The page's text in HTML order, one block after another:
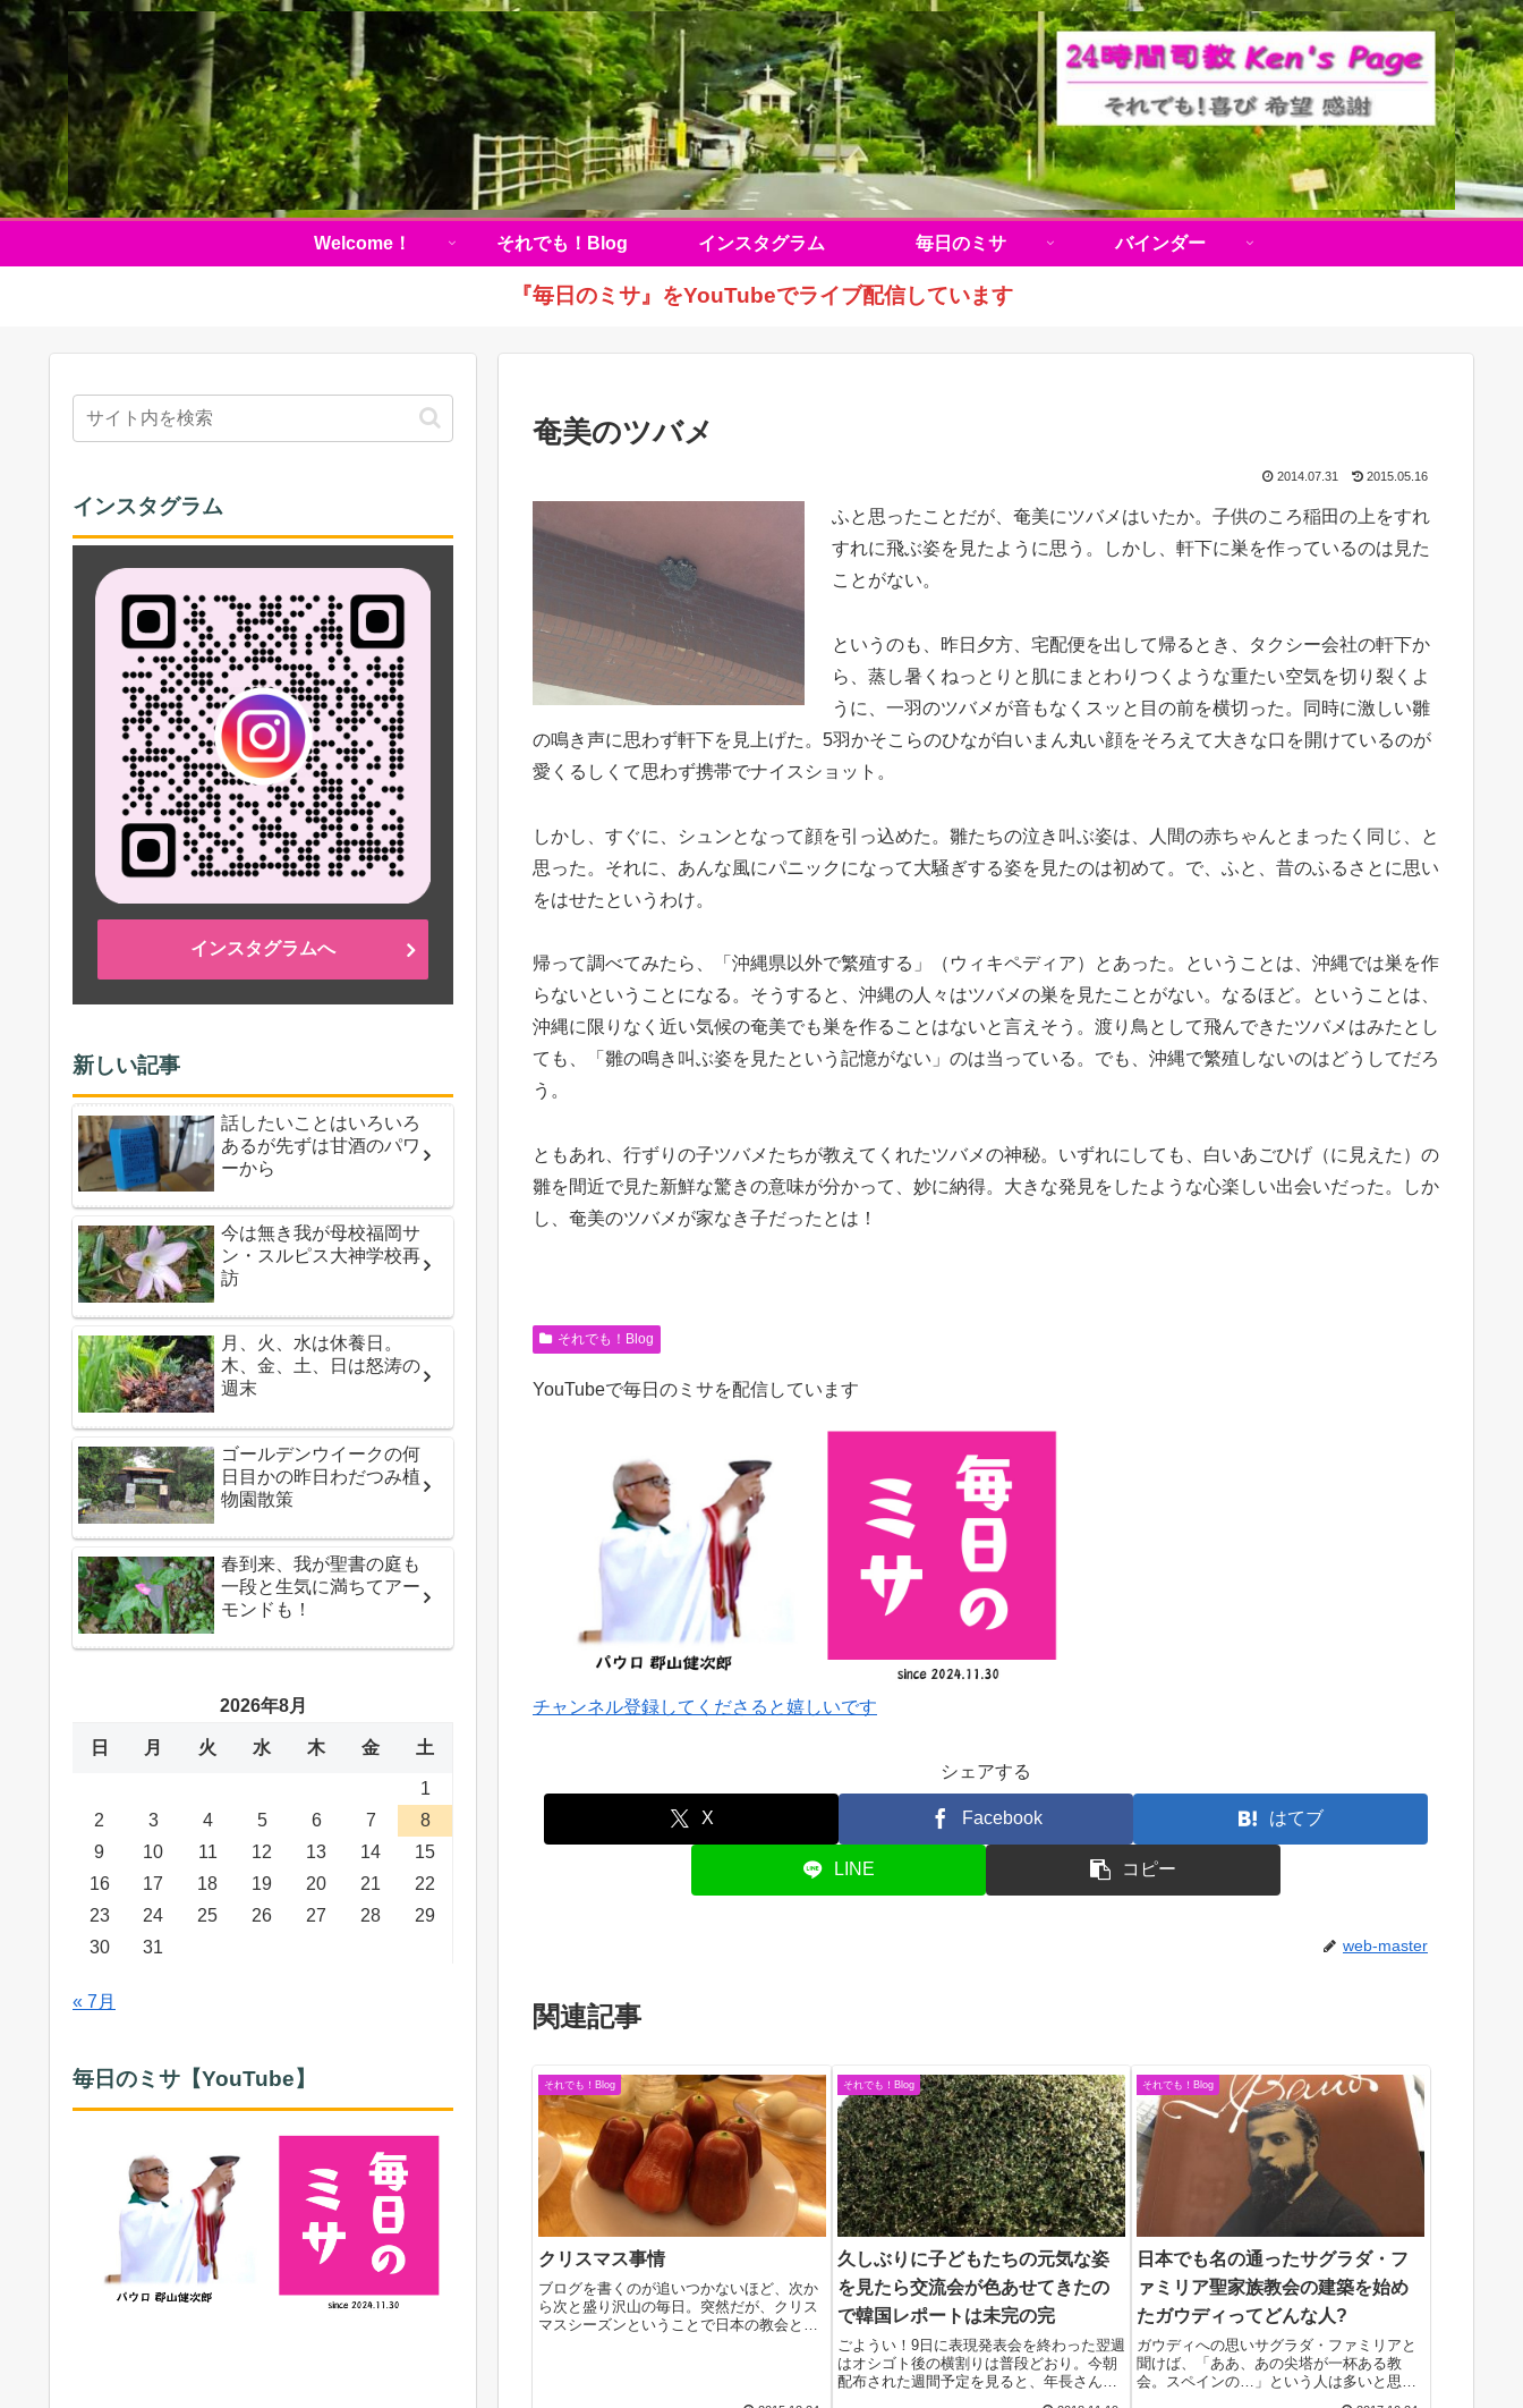
Welcome！ それでも！Blog インスタグラム 毎日のミサ バインダー
『毎日のミサ』をYouTubeでライブ配信しています
奄美のツバメ
2014.07.31 2015.05.16
ふと思ったことだが、奄美にツバメはいたか。子供のころ稲田の上をすれ
すれに飛ぶ姿を見たように思う。しかし、軒下に巣を作っているのは見た
ことがない。
というのも、昨日夕方、宅配便を出して帰るとき、タクシー会社の軒下か
ら、蒸し暑くねっとりと肌にまとわりつくような重たい空気を切り裂くよ
うに、一羽のツバメが音もなくスッと目の前を横切った。同時に激しい雛
の鳴き声に思わず軒下を見上げた。5羽かそこらのひなが白いまん丸い顔をそろえて大きな口を開けているのが
愛くるしくて思わず携帯でナイスショット。
しかし、すぐに、シュンとなって顔を引っ込めた。雛たちの泣き叫ぶ姿は、人間の赤ちゃんとまったく同じ、と
思った。それに、あんな風にパニックになって大騒ぎする姿を見たのは初めて。で、ふと、昔のふるさとに思い
をはせたというわけ。
帰って調べてみたら、「沖縄県以外で繁殖する」（ウィキペディア）とあった。ということは、沖縄では巣を作
らないということになる。そうすると、沖縄の人々はツバメの巣を見たことがない。なるほど。ということは、
沖縄に限りなく近い気候の奄美でも巣を作ることはないと言えそう。渡り鳥として飛んできたツバメはみたとし
ても、「雛の鳴き叫ぶ姿を見たという記憶がない」のは当っている。でも、沖縄で繁殖しないのはどうしてだろ
う。
ともあれ、行ずりの子ツバメたちが教えてくれたツバメの神秘。いずれにしても、白いあごひげ（に見えた）の
雛を間近で見た新鮮な驚きの意味が分かって、妙に納得。大きな発見をしたような心楽しい出会いだった。しか
し、奄美のツバメが家なき子だったとは！
それでも！Blog
YouTubeで毎日のミサを配信しています
チャンネル登録してくださると嬉しいです
シェアする
X Facebook はてブ
LINE コピー
web-master
関連記事
それでも！Blog
クリスマス事情
ブログを書くのが追いつかないほど、次か
ら次と盛り沢山の毎日。突然だが、クリス
マスシーズンということで日本の教会と何
それでも！Blog
久しぶりに子どもたちの元気な姿
を見たら交流会が色あせてきたの
で韓国レポートは未完の完
ごようい！9日に表現発表会を終わった翌週
はオシゴト後の横割りは普段どおり。今朝
配布された週間予定を見ると、年長さんの
それでも！Blog
日本でも名の通ったサグラダ・フ
ァミリア聖家族教会の建築を始め
たガウディってどんな人?
ガウディへの思いサグラダ・ファミリアと
聞けば、「ああ、あの尖塔が一杯ある教
会。スペインの…」という人は多いと思
インスタグラム
インスタグラムへ
新しい記事
話したいことはいろいろ
あるが先ずは甘酒のパワ
ーから
今は無き我が母校福岡サ
ン・スルピス大神学校再
訪
月、火、水は休養日。
木、金、土、日は怒涛の
週末
ゴールデンウイークの何
日目かの昨日わだつみ植
物園散策
春到来、我が聖書の庭も
一段と生気に満ちてアー
モンドも！
2026年8月
日 月 火 水 木 金 土
1
2
3 4 5 6 7
8
9
10 11 12 13 14
15
16
17 18 19 20 21
22
23
24 25 26 27 28
29
30
31
« 7月
毎日のミサ【YouTube】